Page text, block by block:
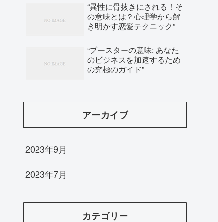
“異性に骨抜きにされる！そ
の意味とは？心理学から解
き明かす恋愛テクニック”
“ブースターの意味: あなた
のビジネスを加速するため
の究極のガイド”
アーカイブ
2023年9月
2023年7月
カテゴリー